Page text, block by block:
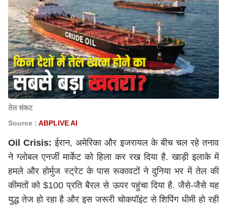
तेल संकट
Source : ABPLIVE AI
Oil Crisis: ईरान, अमेरिका और इजरायल के बीच चल रहे तनाव
ने ग्लोबल एनर्जी मार्केट को हिला कर रख दिया है. खाड़ी इलाके में
हमले और होर्मुज स्ट्रेट के पास रूकावटों ने दुनिया भर में तेल की
कीमतों को $100 प्रति बैरल से ऊपर पहुंचा दिया है. जैसे-जैसे यह
युद्ध तेज हो रहा है और इस जरूरी चोकपॉइंट से शिपिंग धीमी हो रही